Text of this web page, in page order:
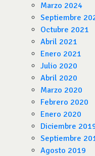
Marzo 2024
Septiembre
Octubre 2021
Abril 2021
Enero 2021
Julio 2020
Abril 2020
Marzo 2020
Febrero 2020
Enero 2020
Diciembre
Septiembre
Agosto 2019